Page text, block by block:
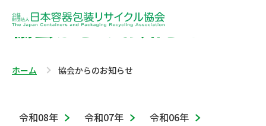
協会からのお知らせ
ホーム 協会からのお知らせ
令和08年 令和07年
令和06年